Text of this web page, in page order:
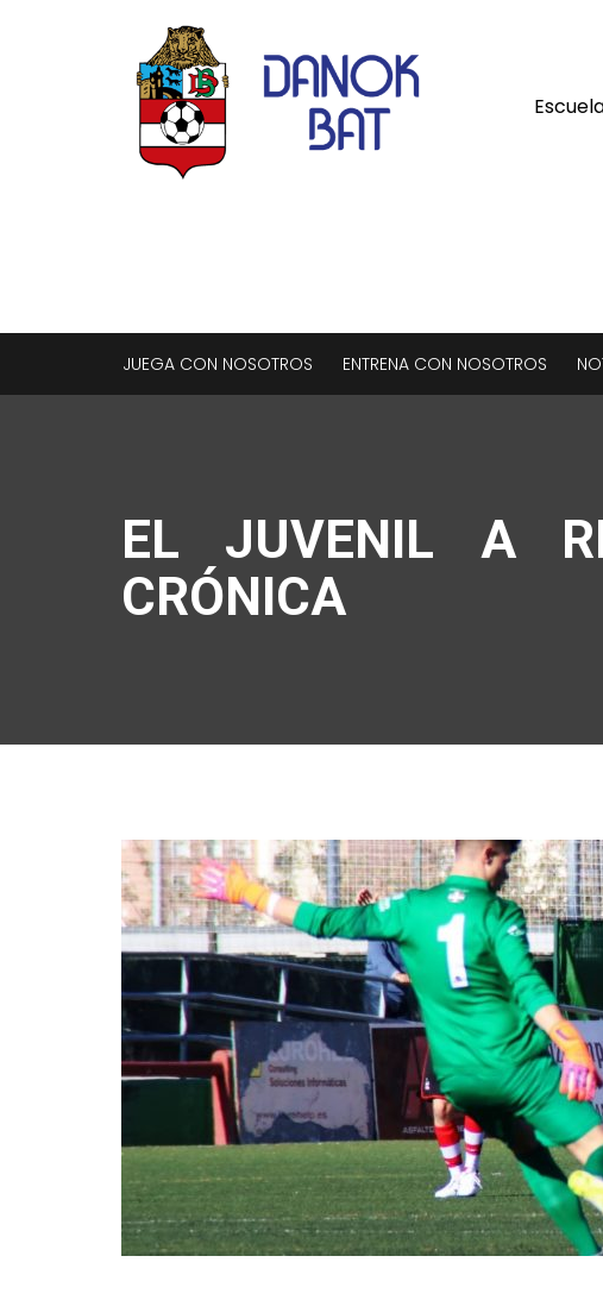
JUEGA CON NOSOTROS ENTRENA CON NOSOTROS
EL JUVENIL A
CRÓNICA